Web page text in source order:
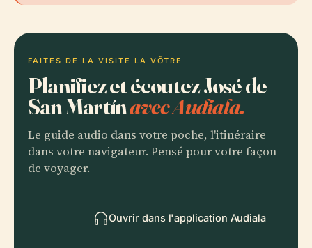
FAITES DE LA VISITE LA VÔTRE
Planifiez et écoutez José de
San Martínavec Audiala.
Le guide audio dans votre poche, l'itinéraire
dans votre navigateur. Pensé pour votre façon
de voyager.
Ouvrir dans l'application Audiala